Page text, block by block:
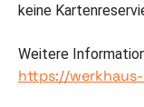
keine
Weitere
https://